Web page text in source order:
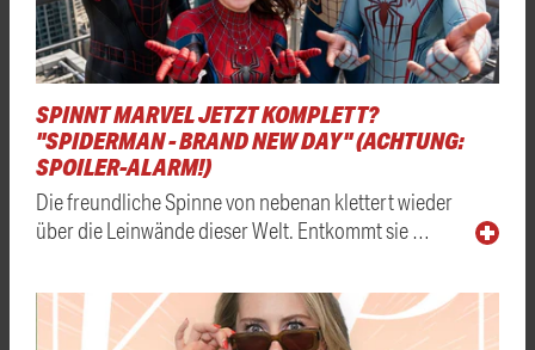
SPINNT MARVEL JETZT KOMPLETT?
"SPIDERMAN - BRAND NEW DAY" (ACHTUNG:
SPOILER-ALARM!)
Die freundliche Spinne von nebenan klettert wieder
über die Leinwände dieser Welt. Entkommt sie …